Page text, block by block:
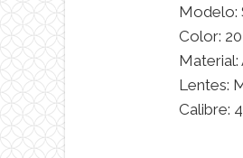
Modelo:
Color:
Lentes:
Calibre: